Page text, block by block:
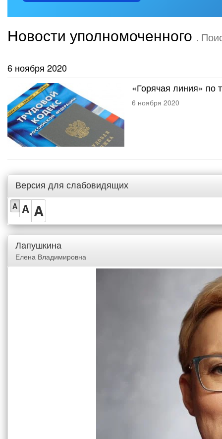
Новости уполномоченного .
6 ноября 2020
«Горячая линия» по
6 ноября 2020
Версия для слабовидящих
A A A
Лапушкина
Елена Владимировна